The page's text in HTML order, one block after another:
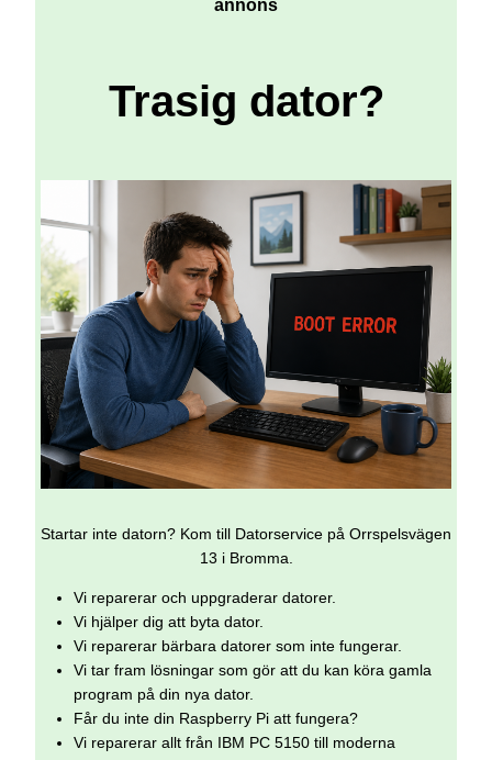
annons
Trasig dator?
Startar inte datorn? Kom till Datorservice på Orrspelsvägen
13 i Bromma.
Vi reparerar och uppgraderar datorer.
Vi hjälper dig att byta dator.
Vi reparerar bärbara datorer som inte fungerar.
Vi tar fram lösningar som gör att du kan köra gamla
program på din nya dator.
Får du inte din Raspberry Pi att fungera?
Vi reparerar allt från IBM PC 5150 till moderna